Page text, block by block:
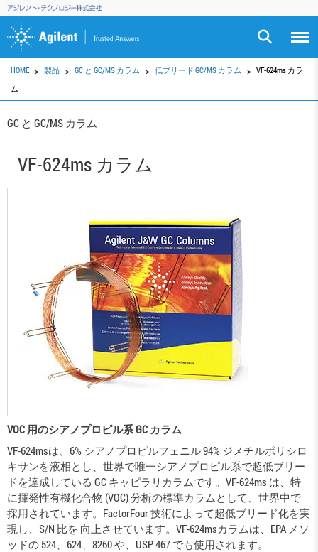
HOME 製品 GC と GC/MS カラム 低ブリード GC/MS カラム
VF-624ms カラ
ム
GC と GC/MS カラム
VF-624ms カラム
VOC 用のシアノプロピル系 GC カラム
VF-624msは、6% シアノプロピルフェニル 94% ジメチルポリシロ
キサンを液相とし、世界で唯一シアノプロピル系で超低ブリー
ドを達成している GC キャピラリカラムです。VF-624ms は、特
に揮発性有機化合物 (VOC) 分析の標準カラムとして、世界中で
採用されています。FactorFour 技術によって超低ブリード化を実
現し、S/N 比を 向上させています。VF-624msカラムは、EPA メソ
ッドの 524、624、8260 や、USP 467 でも使用されます。